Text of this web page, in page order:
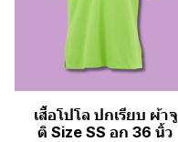
เสื้อโปโล ปกเรียบ ผ้าจู
ติ Size SS อก 36 นิ้ว